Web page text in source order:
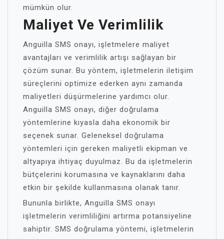
mümkün olur.
Maliyet Ve Verimlilik
Anguilla SMS onayı, işletmelere maliyet
avantajları ve verimlilik artışı sağlayan bir
çözüm sunar. Bu yöntem, işletmelerin iletişim
süreçlerini optimize ederken aynı zamanda
maliyetleri düşürmelerine yardımcı olur.
Anguilla SMS onayı, diğer doğrulama
yöntemlerine kıyasla daha ekonomik bir
seçenek sunar. Geleneksel doğrulama
yöntemleri için gereken maliyetli ekipman ve
altyapıya ihtiyaç duyulmaz. Bu da işletmelerin
bütçelerini korumasına ve kaynaklarını daha
etkin bir şekilde kullanmasına olanak tanır.
Bununla birlikte, Anguilla SMS onayı
işletmelerin verimliliğini artırma potansiyeline
sahiptir. SMS doğrulama yöntemi, işletmelerin